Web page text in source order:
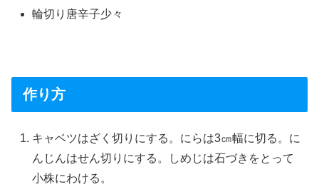
輪切り唐辛子少々
作り方
キャベツはざく切りにする。にらは3㎝幅に切る。に
んじんはせん切りにする。しめじは石づきをとって
小株にわける。